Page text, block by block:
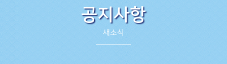
공지사항
새소식